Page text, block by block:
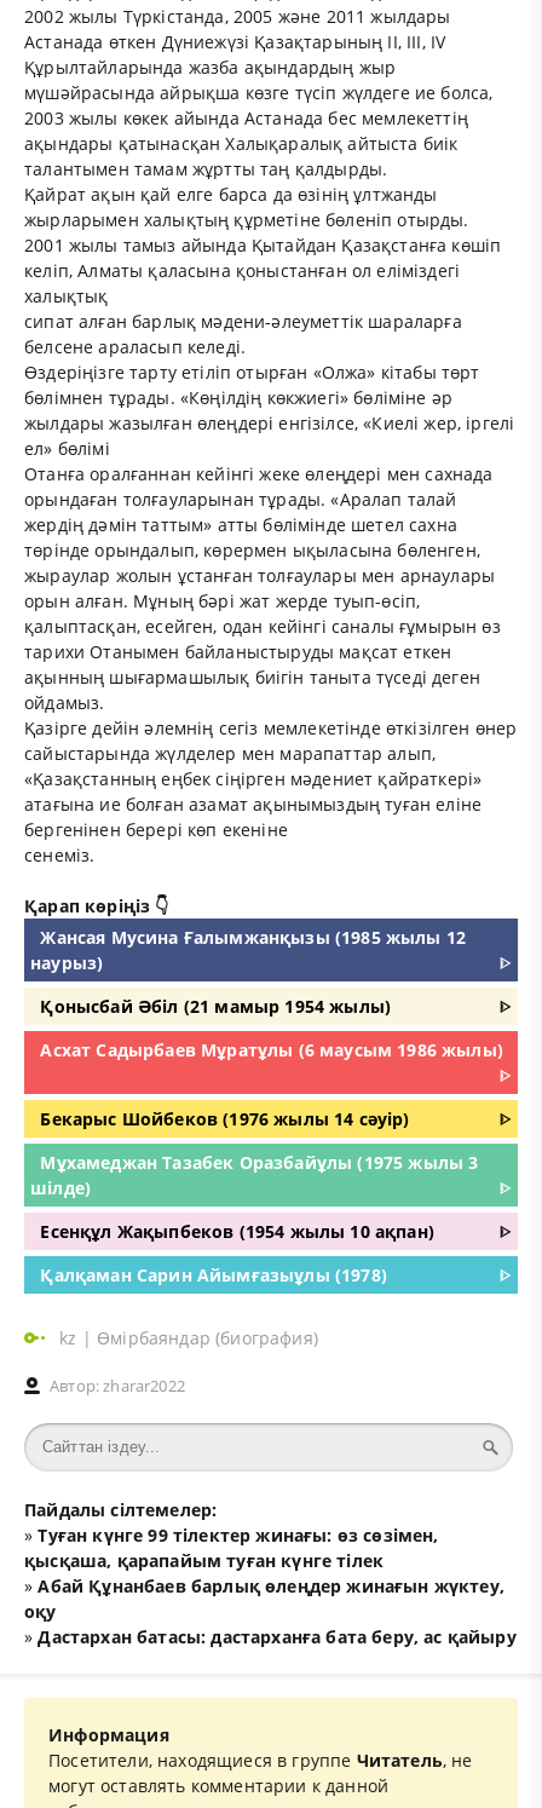
2002 жылы Түркістанда, 2005 және 2011 жылдары
Астанада өткен Дүниежүзі Қазақтарының ІІ, ІІІ, ІV
Құрылтайларында жазба ақындардың жыр
мүшәйрасында айрықша көзге түсіп жүлдеге ие болса,
2003 жылы көкек айында Астанада бес мемлекеттің
ақындары қатынасқан Халықаралық айтыста биік
талантымен тамам жұртты таң қалдырды.
Қайрат ақын қай елге барса да өзінің ұлтжанды
жырларымен халықтың құрметіне бөленіп отырды.
2001 жылы тамыз айында Қытайдан Қазақстанға көшіп
келіп, Алматы қаласына қоныстанған ол еліміздегі
халықтық
сипат алған барлық мәдени-әлеуметтік шараларға
белсене араласып келеді.
Өздеріңізге тарту етіліп отырған «Олжа» кітабы төрт
бөлімнен тұрады. «Көңілдің көкжиегі» бөліміне әр
жылдары жазылған өлеңдері енгізілсе, «Киелі жер, іргелі
ел» бөлімі
Отанға оралғаннан кейінгі жеке өлеңдері мен сахнада
орындаған толғауларынан тұрады. «Аралап талай
жердің дәмін таттым» атты бөлімінде шетел сахна
төрінде орындалып, көрермен ықыласына бөленген,
жыраулар жолын ұстанған толғаулары мен арнаулары
орын алған. Мұның бәрі жат жерде туып-өсіп,
қалыптасқан, есейген, одан кейінгі саналы ғұмырын өз
тарихи Отанымен байланыстыруды мақсат еткен
ақынның шығармашылық биігін таныта түседі деген
ойдамыз.
Қазірге дейін әлемнің сегіз мемлекетінде өткізілген өнер
сайыстарында жүлделер мен марапаттар алып,
«Қазақстанның еңбек сіңірген мәдениет қайраткері»
атағына ие болған азамат ақынымыздың туған еліне
бергенінен берері көп екеніне
сенеміз.
Қарап көріңіз 👇
Жансая Мусина Ғалымжанқызы (1985 жылы 12
наурыз)
ᐈ
Қонысбай Әбіл (21 мамыр 1954 жылы)
ᐈ
Асхат Садырбаев Мұратұлы (6 маусым 1986 жылы)
ᐈ
Бекарыс Шойбеков (1976 жылы 14 сәуір)
ᐈ
Мұхамеджан Тазабек Оразбайұлы (1975 жылы 3
шілде)
ᐈ
Есенқұл Жақыпбеков (1954 жылы 10 ақпан)
ᐈ
Қалқаман Сарин Айымғазыұлы (1978)
ᐈ
kz | Өмірбаяндар (биография)
Автор:zharar2022
Пайдалы сілтемелер:
»Туған күнге 99 тілектер жинағы: өз сөзімен,
қысқаша, қарапайым туған күнге тілек
»Абай Құнанбаев барлық өлеңдер жинағын жүктеу,
оқу
»Дастархан батасы: дастарханға бата беру, ас қайыру
Информация
Посетители, находящиеся в группе Читатель, не
могут оставлять комментарии к данной